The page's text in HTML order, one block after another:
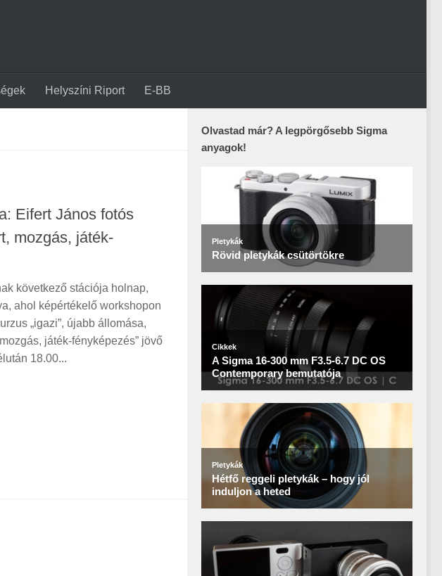
Helyszíni Riport E-BB
Eifert János fotós
mozgás, játék-
következő stációja holnap,
ahol képértékelő workshopon
„igazi”, újabb állomása,
játék-fényképezés” jövő
18.00...
Olvastad már? A legpörgősebb Sigma
anyagok!